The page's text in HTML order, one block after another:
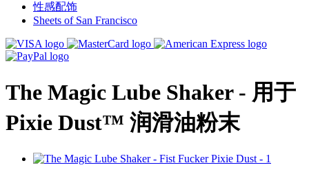
性感配饰
Sheets of San Francisco
The Magic Lube Shaker - 用于
Pixie Dust™ 润滑油粉末